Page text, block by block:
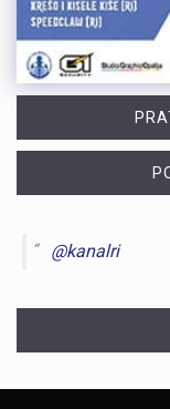
@kanalri